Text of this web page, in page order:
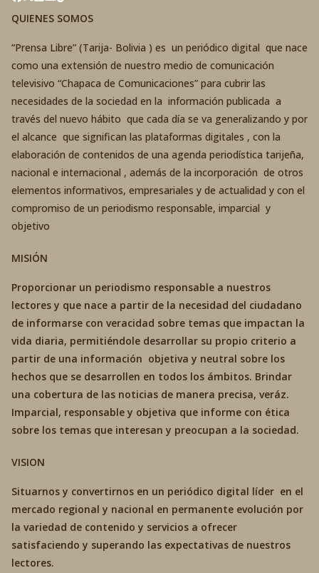
QUIENES SOMOS
“Prensa Libre” (Tarija- Bolivia ) es un periódico digital que nace
como una extensión de nuestro medio de comunicación
televisivo “Chapaca de Comunicaciones” para cubrir las
necesidades de la sociedad en la información publicada a
través del nuevo hábito que cada día se va generalizando y por
el alcance que significan las plataformas digitales , con la
elaboración de contenidos de una agenda periodística tarijeña,
nacional e internacional , además de la incorporación de otros
elementos informativos, empresariales y de actualidad y con el
compromiso de un periodismo responsable, imparcial y
objetivo
MISIÓN
Proporcionar un periodismo responsable a nuestros
lectores y que nace a partir de la necesidad del ciudadano
de informarse con veracidad sobre temas que impactan la
vida diaria, permitiéndole desarrollar su propio criterio a
partir de una información objetiva y neutral sobre los
hechos que se desarrollen en todos los ámbitos. Brindar
una cobertura de las noticias de manera precisa, veráz.
Imparcial, responsable y objetiva que informe con ética
sobre los temas que interesan y preocupan a la sociedad.
VISION
Situarnos y convertirnos en un periódico digital líder en el
mercado regional y nacional en permanente evolución por
la variedad de contenido y servicios a ofrecer
satisfaciendo y superando las expectativas de nuestros
lectores.